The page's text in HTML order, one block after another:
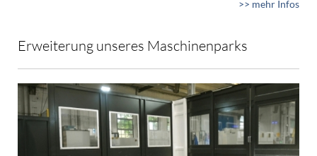
>> mehr Infos
Erweiterung unseres Maschinenparks